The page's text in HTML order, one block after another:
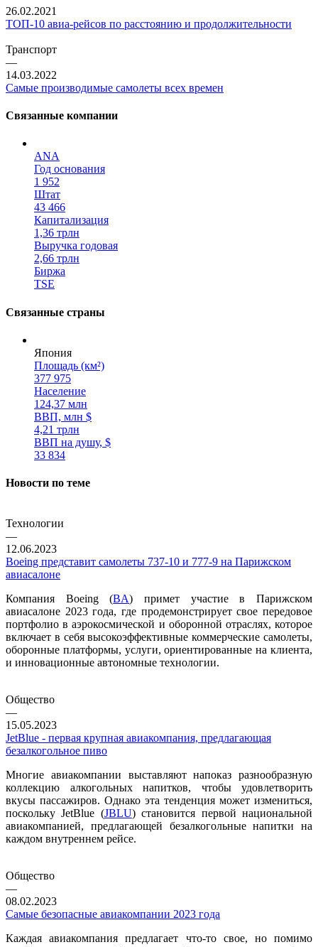
26.02.2021
ТОП-10 авиа-рейсов по расстоянию и продолжительности
Транспорт
—
14.03.2022
Самые производимые самолеты всех времен
Связанные компании
ANA
Год основания
1 952
Штат
43 466
Капитализация
1,36 трлн
Выручка годовая
2,66 трлн
Биржа
TSE
Связанные страны
Япония
Площадь (км²)
377 975
Население
124,37 млн
ВВП, млн $
4,21 трлн
ВВП на душу, $
33 834
Новости по теме
Технологии
—
12.06.2023
Boeing представит самолеты 737-10 и 777-9 на Парижском
авиасалоне
Компания Boeing (BA) примет участие в Парижском
авиасалоне 2023 года, где продемонстрирует свое передовое
портфолио в аэрокосмической и оборонной отраслях, которое
включает в себя высокоэффективные коммерческие самолеты,
оборонные платформы, услуги, ориентированные на клиента,
и инновационные автономные технологии.
Общество
—
15.05.2023
JetBlue - первая крупная авиакомпания, предлагающая
безалкогольное пиво
Многие авиакомпании выставляют напоказ разнообразную
коллекцию алкогольных напитков, чтобы удовлетворить
вкусы пассажиров. Однако эта тенденция может измениться,
поскольку JetBlue (JBLU) становится первой национальной
авиакомпанией, предлагающей безалкогольные напитки на
каждом внутреннем рейсе.
Общество
—
08.02.2023
Самые безопасные авиакомпании 2023 года
Каждая авиакомпания предлагает что-то свое, но помимо